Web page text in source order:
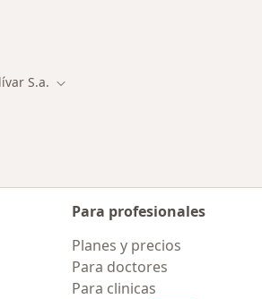
S.a. Cambiar de ciudad
Para profesionales
Planes y precios
Para doctores
Para clinicas